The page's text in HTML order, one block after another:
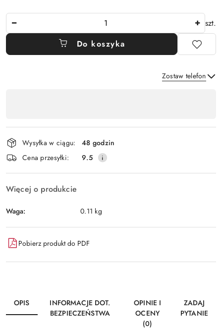
szt.
Do koszyka
Zostaw telefon
płatność
i
dostawa
Wysyłka w ciągu:
48 godzin
Cena przesyłki:
9.5
Więcej o produkcie
Waga: 0.11 kg
Pobierz produkt do PDF
OPIS
INFORMACJE DOT.
BEZPIECZEŃSTWA
OPINIE I
OCENY
(0)
ZADAJ
PYTANIE